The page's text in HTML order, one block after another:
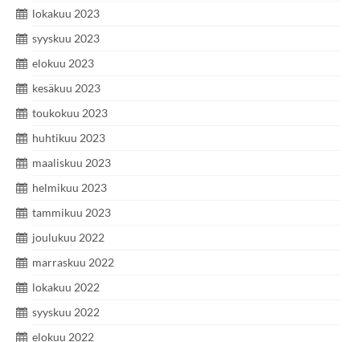
lokakuu 2023
syyskuu 2023
elokuu 2023
kesäkuu 2023
toukokuu 2023
huhtikuu 2023
maaliskuu 2023
helmikuu 2023
tammikuu 2023
joulukuu 2022
marraskuu 2022
lokakuu 2022
syyskuu 2022
elokuu 2022